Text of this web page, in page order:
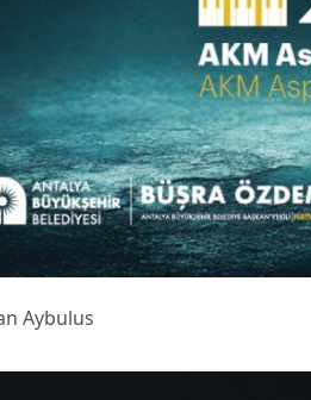
Aybulus